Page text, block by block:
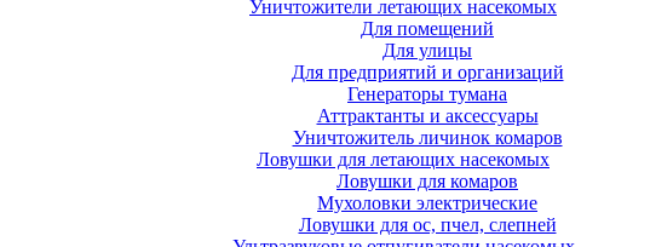
Уничтожители летающих насекомых
Для помещений
Для улицы
Для предприятий и организаций
Генераторы тумана
Аттрактанты и аксессуары
Уничтожитель личинок комаров
Ловушки для летающих насекомых
Ловушки для комаров
Мухоловки электрические
Ловушки для ос, пчел, слепней